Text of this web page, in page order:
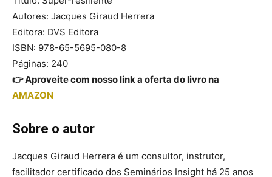
Autores: Jacques Giraud Herrera
Editora: DVS Editora
ISBN: 978-65-5695-080-8
Páginas: 240
👉 Aproveite com nosso link a oferta do livro na
AMAZON
Sobre o autor
Jacques Giraud Herrera é um consultor, instrutor,
facilitador certificado dos Seminários Insight há 25 anos